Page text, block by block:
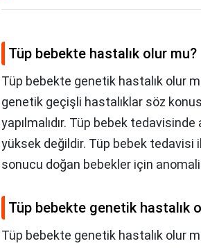
Tüp bebekte hastalık olur mu?
Tüp bebekte genetik hastalık olur
genetik geçişli hastalıklar söz
yapılmalıdır. Tüp bebek
yüksek değildir. Tüp bebek tedavisi
sonucu doğan bebekler için anomali
Tüp bebekte genetik hastalık
Tüp bebekte genetik hastalık olur